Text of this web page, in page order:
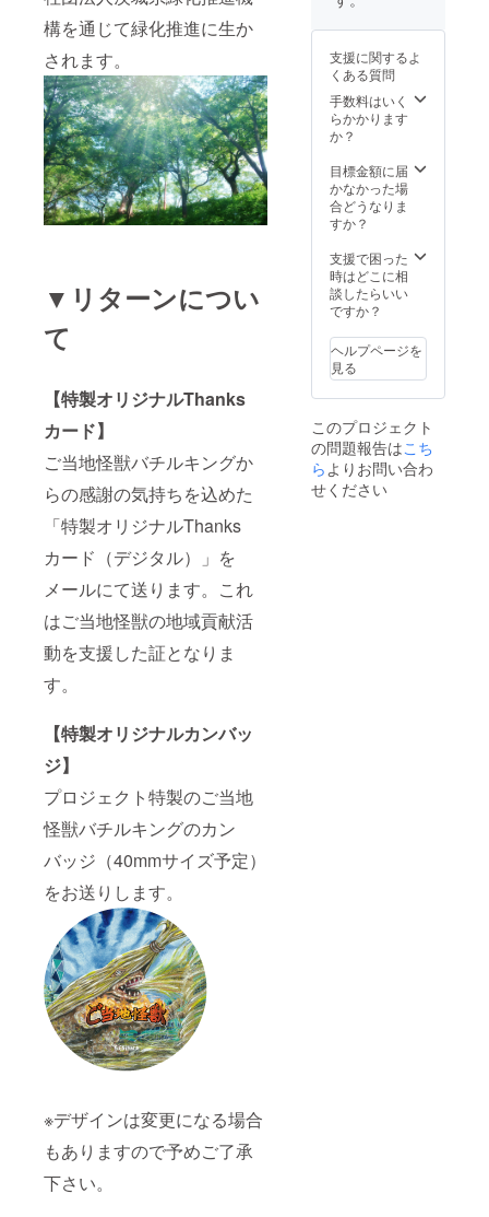
構を通じて緑化推進に生か
されます。
▼リターンについ
て
【特製オリジナルThanks
カード】
ご当地怪獣バチルキングか
らの感謝の気持ちを込めた
「特製オリジナルThanks
カード（デジタル）」を
メールにて送ります。これ
はご当地怪獣の地域貢献活
動を支援した証となりま
す。
【特製オリジナルカンバッ
ジ】
プロジェクト特製のご当地
怪獣バチルキングのカン
バッジ（40mmサイズ予定）
をお送りします。
※デザインは変更になる場合
もありますので予めご了承
下さい。
支援に関するよ
くある質問
手数料はいく
らかかります
か？
目標金額に届
かなかった場
合どうなりま
すか？
支援で困った
時はどこに相
談したらいい
ですか？
ヘルプページを
見る
このプロジェクト
の問題報告はこち
ら よりお問い合わ
せください